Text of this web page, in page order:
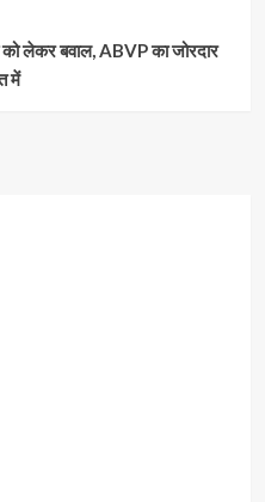
को लेकर बवाल, ABVP का जोरदार
में